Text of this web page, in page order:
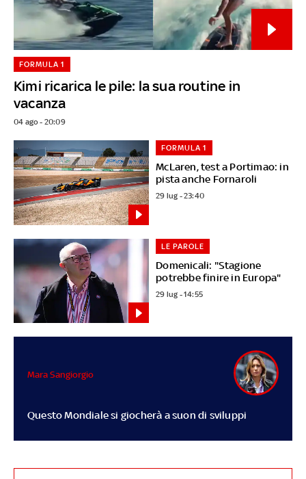
Kimi ricarica le pile: la sua routine in
vacanza
FORMULA 1
04 ago - 20:09
McLaren, test a Portimao: in
pista anche Fornaroli
FORMULA 1
29 lug - 23:40
Domenicali: "Stagione
potrebbe finire in Europa"
LE PAROLE
29 lug - 14:55
Questo Mondiale si giocherà a suon di sviluppi
Mara Sangiorgio